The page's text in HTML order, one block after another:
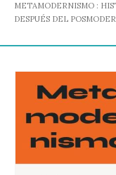
METAMODERNISMO :
DESPUÉS DEL